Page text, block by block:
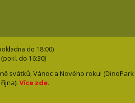
do 18:00)
(pokl. do 16:30)
svátků, Vánoc a Nového roku! (DinoPark
Více zde.